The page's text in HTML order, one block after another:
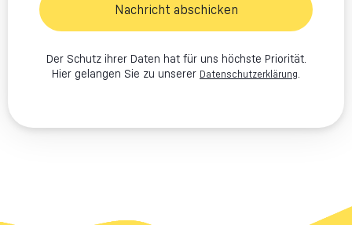
Nachricht abschicken
Der Schutz ihrer Daten hat für uns höchste Priorität.
Hier gelangen Sie zu unserer Datenschutzerklärung